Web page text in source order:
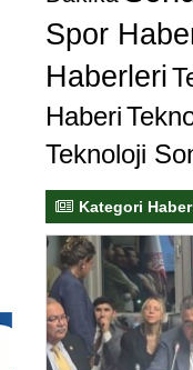
Spor
Haberleri
Haberi
Teknoloji
Kategori